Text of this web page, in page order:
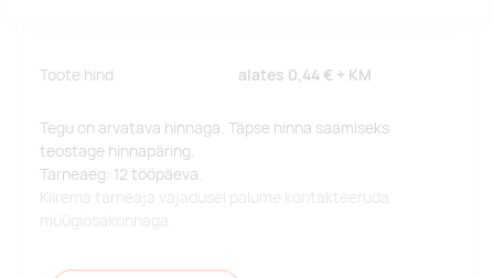
Toote hind alates 0,44 € + KM
Tegu on arvatava hinnaga. Täpse hinna saamiseks
teostage hinnapäring.
Tarneaeg: 12 tööpäeva.
Kiirema tarneaja vajadusel palume kontakteeruda
müügiosakonnaga.